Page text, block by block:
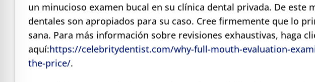
un minucioso examen bucal en su clínica dental privada. De este
dentales son apropiados para su caso. Cree firmemente que lo
sana. Para más información sobre revisiones exhaustivas, haga
aquí:https://celebritydentist.com/why-full-mouth-evaluation-
the-price/.